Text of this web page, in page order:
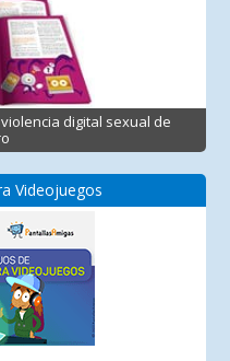
digital sexual de
Videojuegos